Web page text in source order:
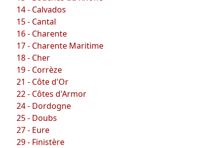
14 - Calvados
15 - Cantal
16 - Charente
17 - Charente Maritime
18 - Cher
19 - Corrèze
21 - Côte d'Or
22 - Côtes d'Armor
24 - Dordogne
25 - Doubs
27 - Eure
29 - Finistère